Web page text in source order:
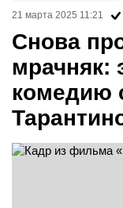
Снова
мрачняк:
комедию
21 марта 2025 11:21